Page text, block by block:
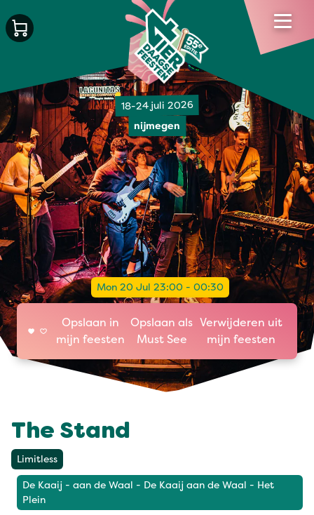
18-24 juli 2026
nijmegen
Mon 20 Jul 23:00 - 00:30
Opslaan in
mijn feesten
Opslaan als
Must See
Verwijderen uit
mijn feesten
The Stand
Limitless
De Kaaij - aan de Waal - De Kaaij aan de Waal - Het
Plein